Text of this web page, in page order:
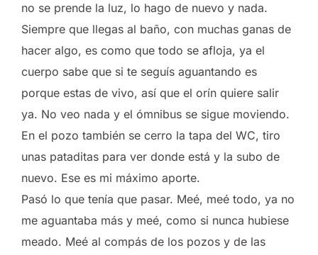
no se prende la luz, lo hago de nuevo y nada.
Siempre que llegas al baño, con muchas ganas de
hacer algo, es como que todo se afloja, ya el
cuerpo sabe que si te seguís aguantando es
porque estas de vivo, así que el orín quiere salir
ya. No veo nada y el ómnibus se sigue moviendo.
En el pozo también se cerro la tapa del WC, tiro
unas pataditas para ver donde está y la subo de
nuevo. Ese es mi máximo aporte.
Pasó lo que tenía que pasar. Meé, meé todo, ya no
me aguantaba más y meé, como si nunca hubiese
meado. Meé al compás de los pozos y de las